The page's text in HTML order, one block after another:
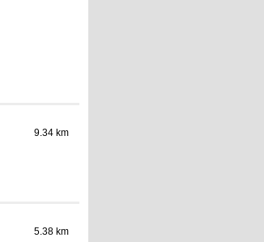
9.34 km
5.38 km